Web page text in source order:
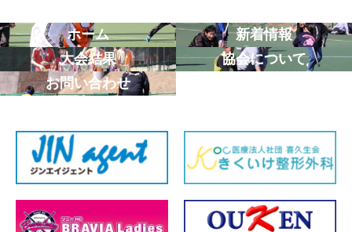
ホーム
新着情報
大会結果
協会について
お問い合わせ